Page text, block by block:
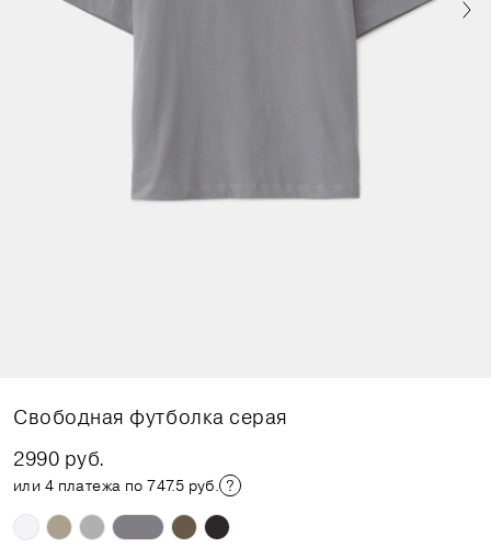
Свободная футболка серая
2990 руб.
или 4 платежа по 747.5 руб.